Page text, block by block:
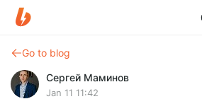
Go to blog
Сергей Маминов
Jan 11 11:42